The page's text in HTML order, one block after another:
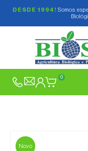
DESDE 1994! Somos
0
Novo